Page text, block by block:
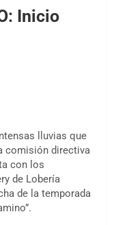
Inicio
lluvias que
comisión directiva
con los
de Lobería
de la temporada